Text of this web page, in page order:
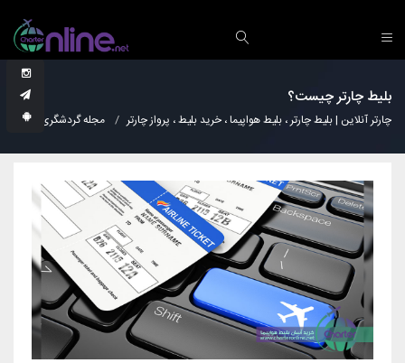
بلیط چارتر چیست؟
چارتر آنلاین | بلیط چارتر ، بلیط هواپیما ، خرید بلیط ، پرواز چارتر مجله گردشگری